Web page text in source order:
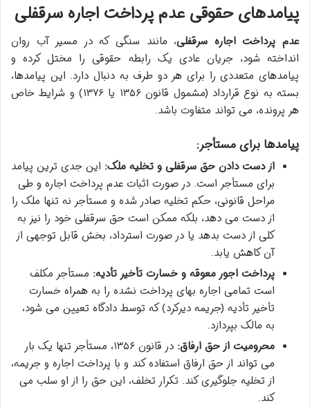
پیامدهای حقوقی عدم پرداخت اجاره سرقفلی
عدم پرداخت اجاره سرقفلی، مانند سنگی که در مسیر آب روان
انداخته شود، جریان عادی یک رابطه حقوقی را مختل کرده و
پیامدهای متعددی را برای هر دو طرف به دنبال دارد. این پیامدها،
بسته به نوع قرارداد (مشمول قانون ۱۳۵۶ یا ۱۳۷۶) و شرایط خاص
هر پرونده، می تواند متفاوت باشد.
پیامدها برای مستأجر:
از دست دادن حق سرقفلی و تخلیه ملک: این جدی ترین پیامد
برای مستأجر است. در صورت اثبات عدم پرداخت اجاره و طی
مراحل قانونی، حکم تخلیه صادر شده و مستأجر نه تنها ملک را
از دست می دهد، بلکه ممکن است حق سرقفلی خود را نیز به
کلی از دست بدهد یا در صورت استرداد، بخش قابل توجهی از
آن کاهش یابد.
پرداخت اجور معوقه و خسارت تأخیر تأدیه: مستأجر مکلف
است تمامی اجاره بهای پرداخت نشده را به همراه خسارت
تأخیر تأدیه (جریمه دیرکرد) که توسط دادگاه تعیین می شود،
به مالک بپردازد.
محرومیت از حق ارفاق:
در قانون ۱۳۵۶، مستأجر تنها یک بار
می تواند از حق ارفاق استفاده کند و با پرداخت اجاره و جریمه،
از تخلیه جلوگیری کند. تکرار تخلف، این حق را از او سلب می
کند.